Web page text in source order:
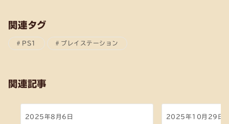
関連タグ
PS1 プレイステーション
関連記事
2025年8月6日 2025年10月29日